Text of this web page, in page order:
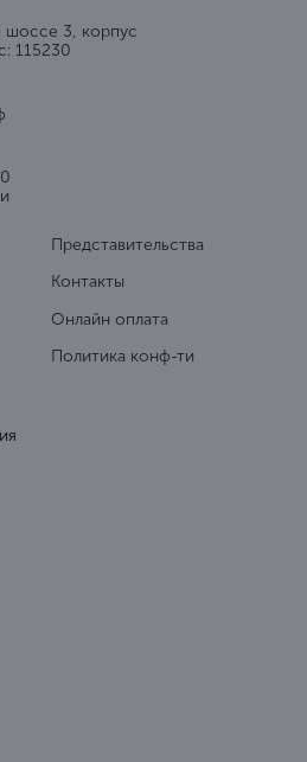
шоссе 3, корпус
115230
Представительства
Контакты
Онлайн оплата
Политика конф-ти